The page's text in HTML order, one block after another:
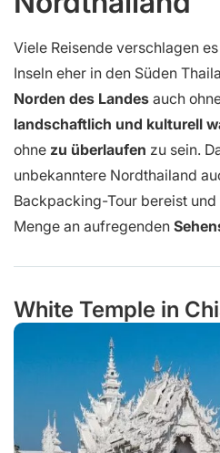
Viele Reisende verschlagen
Inseln eher in den Süden
Norden des Landes auch
landschaftlich und kulturell
ohne zu überlaufen zu sein.
unbekanntere Nordthailand
Backpacking-Tour bereist
Menge an aufregenden
White Temple in